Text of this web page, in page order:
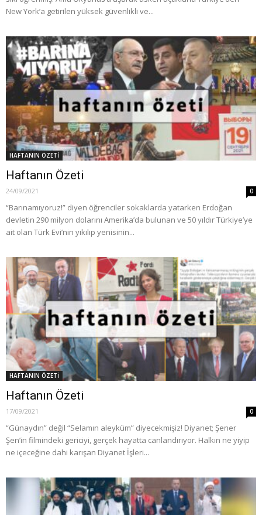
New York’a getirilen yüksek güvenlikli ve...
HAFTANIN ÖZETİ
Haftanın Özeti
24/09/2021 0
“Barınamıyoruz!” diyen öğrenciler sokaklarda yatarken Erdoğan
devletin 290 milyon dolarını Amerika’da bulunan ve 50 yıldır Türkiye’ye
ait olan Türk Evi’nin yıkılıp yenisinin...
HAFTANIN ÖZETİ
Haftanın Özeti
17/09/2021 0
“Günaydın” değil “Selamın aleyküm” diyecekmişiz! Diyanet; Şener
Şen’in filmindeki gericiyi, gerçek hayatta canlandırıyor. Halkın ne yiyip
ne içeceğine dahi karışan Diyanet İşleri...